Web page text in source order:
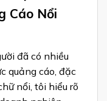
Cáo Nổi
đã có nhiều
quảng cáo, đặc
nổi, tôi hiểu rõ